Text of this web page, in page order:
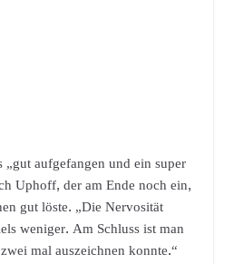
aufgefangen und ein super
Uphoff, der am Ende noch ein,
gut löste. „Die Nervosität
weniger. Am Schluss ist man
mal auszeichnen konnte.“